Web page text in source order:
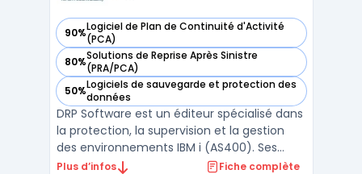
90%Logiciel de Plan de Continuité d'Activité
(PCA)
— voir DRP Software dans cette catégorie
80%Solutions de Reprise Après Sinistre
(PRA/PCA)
— voir DRP Software dans cette catégorie
50%Logiciels de sauvegarde et protection des
données
— voir DRP Software dans cette catégorie
DRP Software est un éditeur spécialisé dans
la protection, la supervision et la gestion
des environnements IBM i (AS400). Ses
solutions innovantes permettent aux
Plus d’infos Fiche complète